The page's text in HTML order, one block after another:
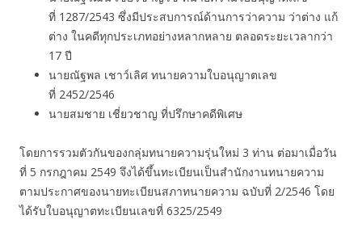
ที่ 1287/2543 ซึ่งมีประสบการณ์ด้านการว่าความ ว่าต่าง แก้
ต่าง ในคดีทุกประเภทอย่างหลากหลาย ตลอดระยะเวลากว่า
17 ปี
นายณัฐพล เชาว์เลิศ ทนายความใบอนุญาตเลข
ที่ 2452/2546
นายสมชาย เชี่ยวชาญ ที่ปรึกษาคดีพิเศษ
โดยการรวมตัวกันของกลุ่มทนายความรุ่นใหม่ 3 ท่าน ต่อมาเมื่อวัน
ที่ 5 กรกฎาคม 2549 จึงได้ขึ้นทะเบียนเป็นสำนักงานทนายความ
ตามประกาศของนายทะเบียนสภาทนายความ ฉบับที่ 2/2546 โดย
ได้รับใบอนุญาตทะเบียนเลขที่ 6325/2549